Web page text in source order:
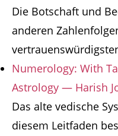
Die Botschaft und
anderen
Numerology: With
Astrology — Harish
Das alte vedische
diesem Leitfaden